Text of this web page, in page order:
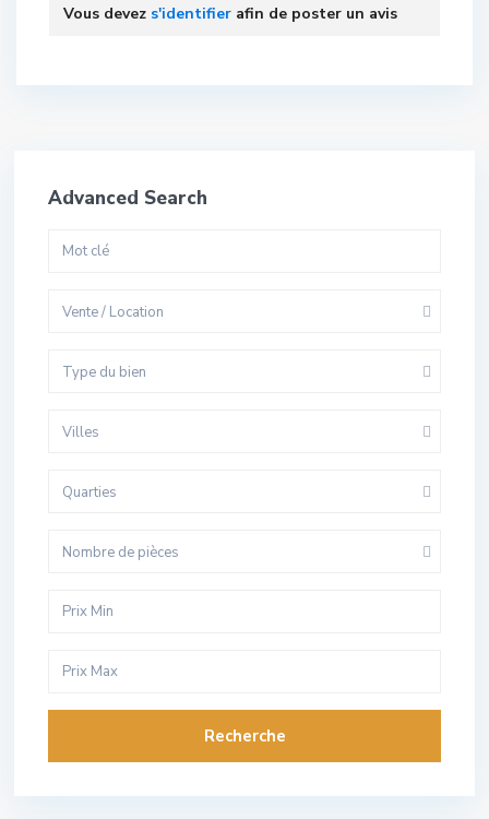
Vous devez s'identifier afin de poster un avis
Advanced Search
Vente / Location
Type du bien
Villes
Quarties
Nombre de pièces
Recherche